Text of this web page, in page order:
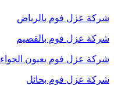
شركة عزل فوم بالرياض
شركة عزل فوم بالقصيم
شركة عزل فوم بعيون الجواء
شركة عزل فوم بحائل